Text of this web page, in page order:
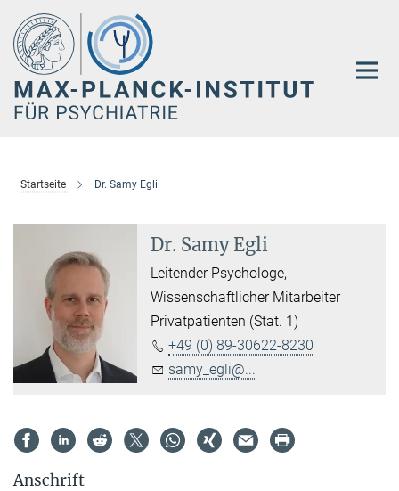
Hauptinhalt
Startseite Dr. Samy Egli
Dr. Samy Egli
Leitender Psychologe,
Wissenschaftlicher Mitarbeiter
Privatpatienten (Stat. 1)
+49 (0) 89-30622-8230
samy_egli@...
Anschrift